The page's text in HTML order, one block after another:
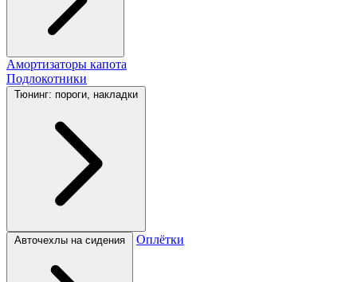
Амортизаторы капота
Подлокотники
Тюнинг: пороги, накладки
Авточехлы на сидения Оплётки